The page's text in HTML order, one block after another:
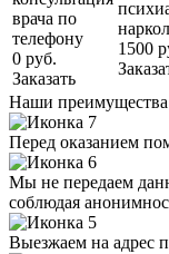
врача по
телефону
0 руб.
Заказать
1500
Наши преимущества
Перед оказанием
Мы не передаем
соблюдая
Выезжаем на адрес